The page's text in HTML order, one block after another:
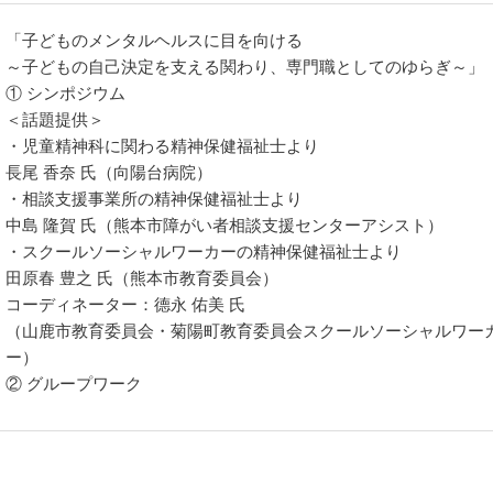
「子どものメンタルヘルスに目を向ける
～子どもの自己決定を支える関わり、専門職としてのゆらぎ～」
① シンポジウム
＜話題提供＞
・児童精神科に関わる精神保健福祉士より
長尾 香奈 氏（向陽台病院）
・相談支援事業所の精神保健福祉士より
中島 隆賀 氏（熊本市障がい者相談支援センターアシスト）
・スクールソーシャルワーカーの精神保健福祉士より
田原春 豊之 氏（熊本市教育委員会）
コーディネーター：德永 佑美 氏
（山鹿市教育委員会・菊陽町教育委員会スクールソーシャルワー
ー）
② グループワーク